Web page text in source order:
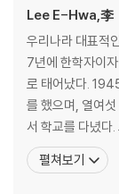
동학의 전파와 민중
최시형의 포덕 활
왜놈과 양놈은 물러
척왜양창의의 기치
열기 가득한 원평집
결의에 찬 사발통문
Lee E-Hwa,李
우리나라 대표적
7년에 한학자이
로 태어났다.
를 했으며, 열여섯
서 학교를 다녔다
나 중퇴하고 한국학 및 한
사 중심의 한국사
펼쳐보기